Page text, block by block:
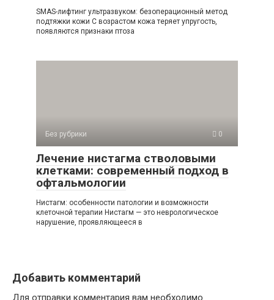
SMAS-лифтинг ультразвуком: безоперационный метод
подтяжки кожи С возрастом кожа теряет упругость,
появляются признаки птоза
Без рубрики 0
Лечение нистагма стволовыми
клетками: современный подход в
офтальмологии
Нистагм: особенности патологии и возможности
клеточной терапии Нистагм — это неврологическое
нарушение, проявляющееся в
Добавить комментарий
Для отправки комментария вам необходимо